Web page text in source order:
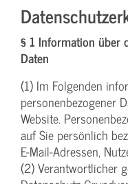
§ 1 Information über
Daten
(1) Im Folgenden
personenbezogener
Website.
auf Sie persönlich
E-Mail-Adressen,
(2) Verantwortlicher